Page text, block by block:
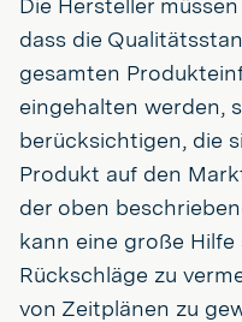
Die Hersteller
dass die
gesamten
eingehalten werden,
berücksichtigen, die
Produkt auf den
der oben
kann eine große
Rückschläge zu
von Zeitplänen zu